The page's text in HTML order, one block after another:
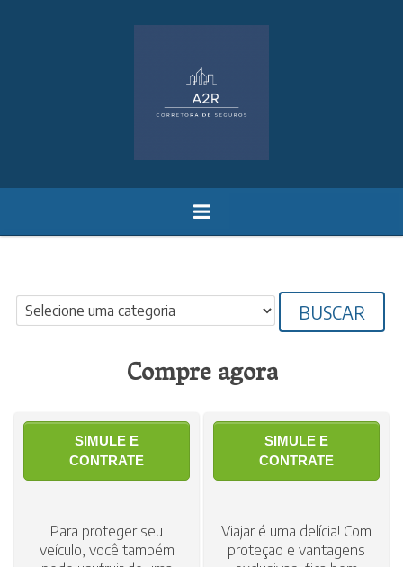
BUSCAR
Compre agora
Para proteger seu
veículo, você também
SIMULE E
CONTRATE
Viajar é uma delícia! Com
proteção e vantagens
SIMULE E
CONTRATE